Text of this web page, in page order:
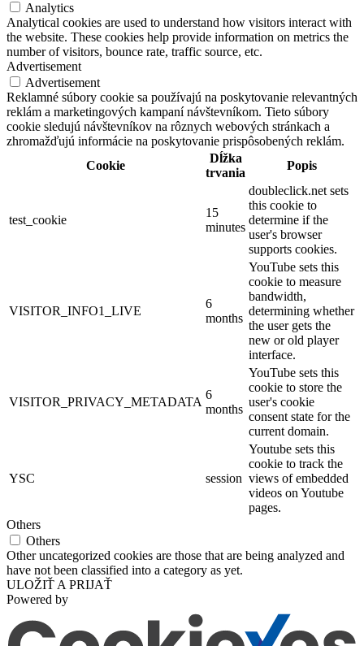
Analytics
Analytical cookies are used to understand how visitors interact with
the website. These cookies help provide information on metrics the
number of visitors, bounce rate, traffic source, etc.
Advertisement
Advertisement
Reklamné súbory cookie sa používajú na poskytovanie relevantných
reklám a marketingových kampaní návštevníkom. Tieto súbory
cookie sledujú návštevníkov na rôznych webových stránkach a
zhromažďujú informácie na poskytovanie prispôsobených reklám.
Cookie
Dĺžka
trvania
Popis
test_cookie
15
minutes
doubleclick.net sets
this cookie to
determine if the
user's browser
supports cookies.
VISITOR_INFO1_LIVE
6
months
YouTube sets this
cookie to measure
bandwidth,
determining whether
the user gets the
new or old player
interface.
VISITOR_PRIVACY_METADATA
6
months
YouTube sets this
cookie to store the
user's cookie
consent state for the
current domain.
YSC session
Youtube sets this
cookie to track the
views of embedded
videos on Youtube
pages.
Others
Others
Other uncategorized cookies are those that are being analyzed and
have not been classified into a category as yet.
ULOŽIŤ A PRIJAŤ
Powered by